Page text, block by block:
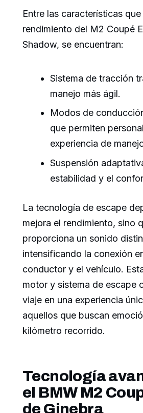
Entre las características
rendimiento del M2 Coupé
Shadow, se encuentran:
Sistema de tracción
manejo más ágil.
Modos de
que permiten
experiencia de
Suspensión
estabilidad y el
La tecnología de escape
mejora el rendimiento, sino
proporciona un sonido
intensificando la conexión
conductor y el vehículo.
motor y sistema de escape
viaje en una experiencia
aquellos que buscan
kilómetro recorrido.
Tecnología
el BMW M2
de Ginebra